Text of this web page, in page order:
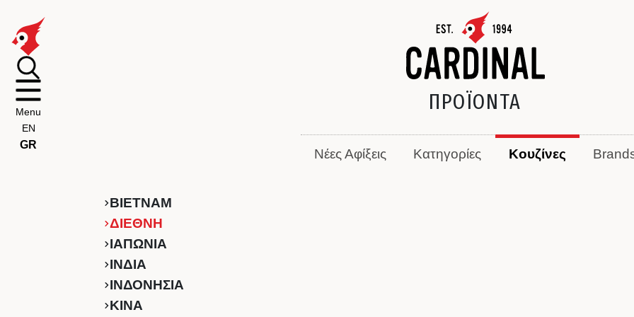
EN
GR
Menu ΠΡΟΪΟΝΤΑ
Νέες Αφίξεις Κατηγορίες Κουζίνες
ΒΙΕΤΝΑΜ
ΔΙΕΘΝΗ
ΙΑΠΩΝΙΑ
ΙΝΔΙΑ
ΙΝΔΟΝΗΣΙΑ
ΚINA